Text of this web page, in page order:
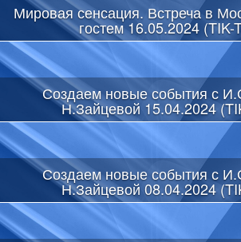
Мировая сенсация. Встреча в
гостем 16.05.2024 (TIK-
Создаем новые события с
Н.Зайцевой 15.04.2024
Создаем новые события с
Н.Зайцевой 08.04.2024